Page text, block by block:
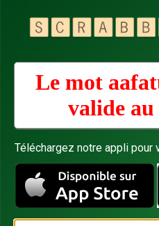
Le mot
valide au
Téléchargez notre appli